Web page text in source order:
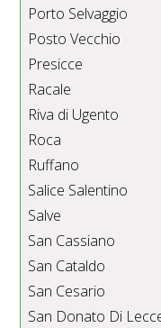
Porto Selvaggio
Posto Vecchio
Presicce
Racale
Riva di Ugento
Roca
Ruffano
Salice Salentino
Salve
San Cassiano
San Cataldo
San Cesario
San Donato Di